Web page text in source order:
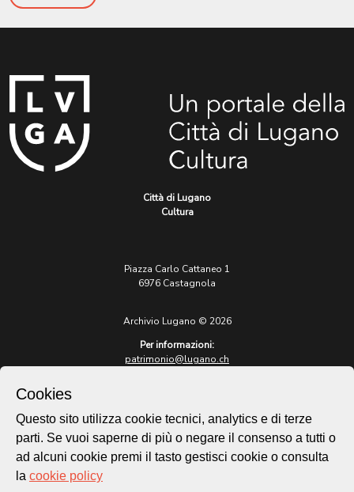
Città di Lugano
Cultura
Piazza Carlo Cattaneo 1
6976 Castagnola
Archivio Lugano © 2026
Per informazioni:
patrimonio@lugano.ch
lugano.ch
Cookie policy
Cookies
Questo sito utilizza cookie tecnici, analytics e di terze
parti. Se vuoi saperne di più o negare il consenso a tutti o
ad alcuni cookie premi il tasto gestisci cookie o consulta
la cookie policy